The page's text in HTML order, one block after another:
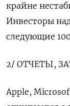
крайне
Инвесторы
следующие
2/ ОТЧЕТЫ,
Apple,